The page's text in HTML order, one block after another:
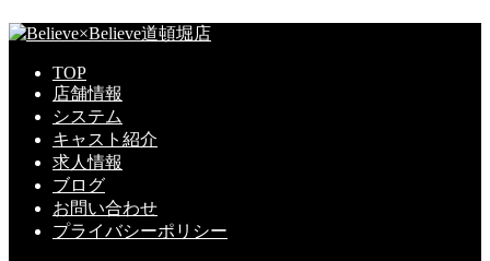
TOP
店舗情報
システム
キャスト紹介
求人情報
ブログ
お問い合わせ
プライバシーポリシー